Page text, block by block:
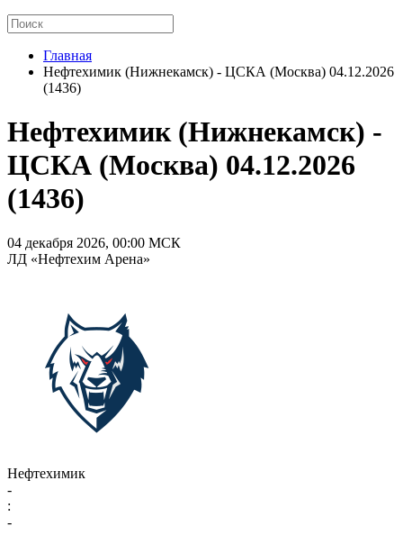
Главная
Нефтехимик (Нижнекамск) - ЦСКА (Москва) 04.12.2026
(1436)
Нефтехимик (Нижнекамск) -
ЦСКА (Москва) 04.12.2026
(1436)
04 декабря 2026, 00:00 МСК
ЛД «Нефтехим Арена»
Нефтехимик
-
:
-